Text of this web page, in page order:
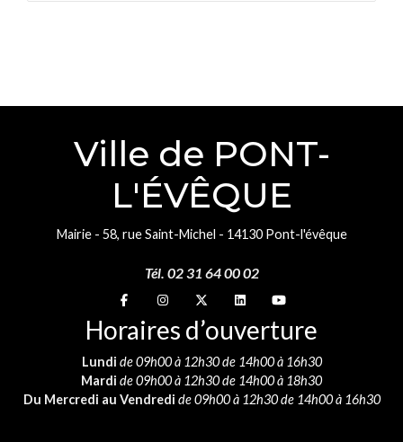
Ville de PONT-
L'ÉVÊQUE
Mairie - 58, rue Saint-Michel - 14130 Pont-l'évêque
Tél. 02 31 64 00 02
Suivez-nous sur
Suivez-nous sur
Suivez-nous sur
Suivez-nous sur
Suivez-nous sur
Horaires d’ouverture
Lundi de 09h00 à 12h30 de 14h00 à 16h30
Mardi de 09h00 à 12h30 de 14h00 à 18h30
Du Mercredi au Vendredi de 09h00 à 12h30 de 14h00 à 16h30